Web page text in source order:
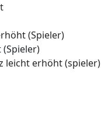
(Spieler)
leicht erhöht (spieler)